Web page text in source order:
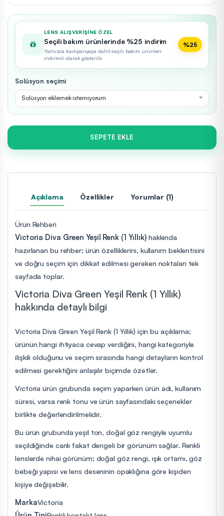
LENS ALIŞVERIŞINE ÖZEL
Seçili bakım ürünlerinde %25 indirim
Yalnızca kampanyaya dahil seçili bakım ürünleri
indirimli olarak gösterilir.
%25
Solüsyon seçimi
Solüsyon eklemek istemiyorum
SEPETE EKLE
Açıklama Özellikler Yorumlar (1)
Ürün Rehberi
Victoria Diva Green Yeşil Renk (1 Yıllık)hakkında
hazırlanan bu rehber; ürün özelliklerini, kullanım beklentisini
ve doğru seçim için dikkat edilmesi gereken noktaları tek
sayfada toplar.
Victoria Diva Green Yeşil Renk (1 Yıllık)
hakkında detaylı bilgi
Victoria Diva Green Yeşil Renk (1 Yıllık) için bu açıklama;
ürünün hangi ihtiyaca cevap verdiğini, hangi kategoriyle
ilişkili olduğunu ve seçim sırasında hangi detayların kontrol
edilmesi gerektiğini anlaşılır biçimde özetler.
Victoria ürün grubunda seçim yaparken ürün adı, kullanım
süresi, varsa renk tonu ve ürün sayfasındaki seçenekler
birlikte değerlendirilmelidir.
Bu ürün grubunda yeşil ton, doğal göz rengiyle uyumlu
seçildiğinde canlı fakat dengeli bir görünüm sağlar. Renkli
lenslerde nihai görünüm; doğal göz rengi, ışık ortamı, göz
bebeği yapısı ve lens deseninin opaklığına göre kişiden
kişiye değişebilir.
MarkaVictoria